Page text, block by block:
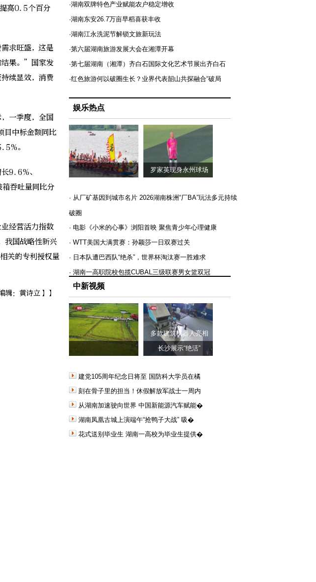
高0.5个百分
求旺盛，这是
结果。”国家发
续显效，消费
一季度，全国
目中标金额同比
。
9.6%、
吞吐量同比分
经营活力指数
我国战略性新兴
关的专利授权量
辑：黄诗立】】
·湖南双牌特色产业赋能农户稳定增收
·湖南东安26.7万亩早稻喜获丰收
·湖南江永洗泥节解锁文旅新玩法
·第六届湖南旅游发展大会在湘潭开幕
·第七届湖南（湘潭）齐白石国际文化艺术节展出齐白石
·红色旅游何以破圈生长？业界代表韶山共探融合“破局
娱乐热点
罗家英现身永州球场
· 从厂矿基因到城市名片 2026湖南株洲“厂BA”玩法多元持续
破圈
· 电影《小米的心事》浏阳首映 聚焦青少年心理健康
· WTT美国大满贯赛：孙颖莎一日双赛过关
· 日本队遭巴西队“绝杀”，世界杯淘汰赛一胜难求
· 湖南一高职院校包揽CUBAL三级联赛男女篮双冠
中新视频
多款建筑机器人亮相
长沙展示“绝活”
建党105周年纪念日将至 国防科大学员在橘
刻在骨子里的担当！休假解放军战士一周内
从湖南加速驶向世界 中国新能源汽车赋能�
湖南凤凰古城上演端午“抢鸭子大战” 吸�
花式送别毕业生 湖南一高校为毕业生提供�